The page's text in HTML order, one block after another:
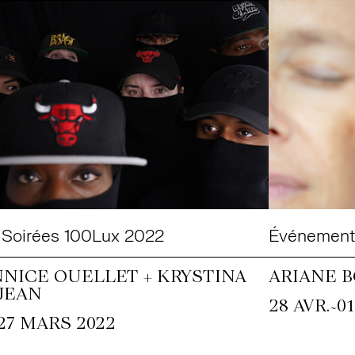
100Lux 2022
OUELLET + KRYSTINA
MARS 2022
ARIANE
28 AVR.~